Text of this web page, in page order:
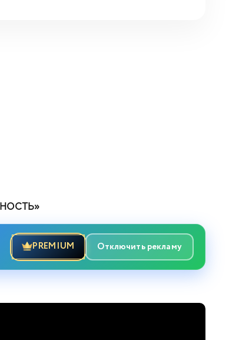
PREMIUM Отключить рекламу